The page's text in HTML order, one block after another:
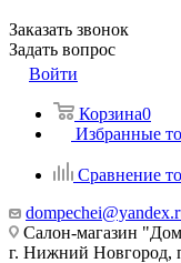
Заказать звонок
Задать вопрос
Войти
Корзина0
Избранные
Сравнение
Салон-магазин
г. Нижний Новгород,